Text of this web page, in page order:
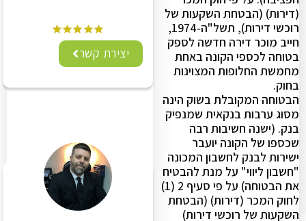
(דירות) (הבטחת השקעות של
רוכשי דירות), תשל"ה-1974,
חייב מוכר דירה חדשה לספק
בטוחה לכספי הקונה באחת
מחמשת החלופות המצוינות
בחוק.
הבטוחה המקובלת בשוק הינה
מסוג ערבות בנקאית שמנפיק
בנק. (ישנה חשיבות רבה
שכספו של הקונה יועבר
ישירות לבנק לחשבון המכונה
"חשבון ליווי" על מנת להבטיח
את הבטוחה) על פי סעיף 2 (1)
לחוק המכר (דירות) (הבטחת
השקעות של רוכשי דירות)
יצירת קשר